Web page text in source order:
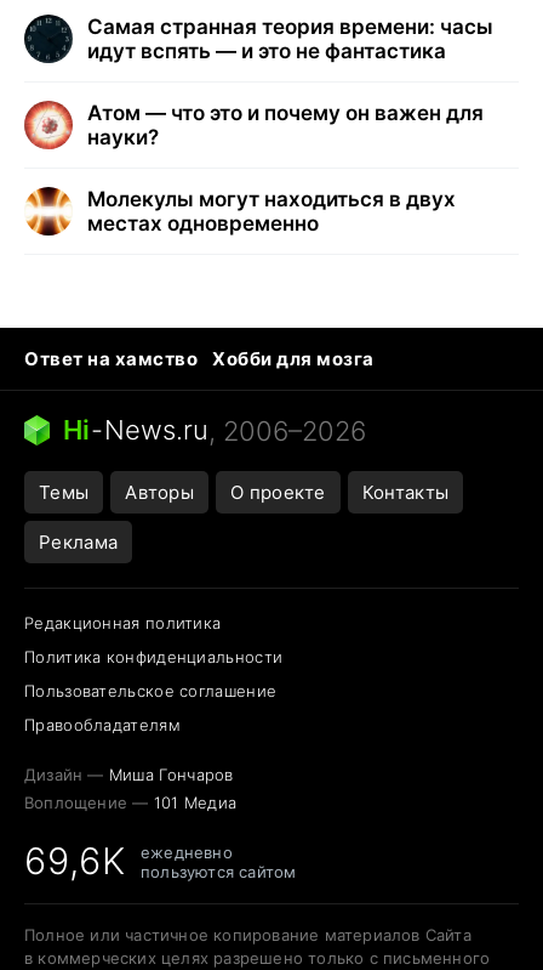
Самая странная теория времени: часы
идут вспять — и это не фантастика
Атом — что это и почему он важен для
науки?
Молекулы могут находиться в двух
местах одновременно
Ответ на хамство
Хобби для мозга
Бензин 100 vs 95
Тунцы в океанариуме
Следующая пандемия
Hi-News.ru, 2006–2026
Темы Авторы О проекте Контакты
Реклама
Редакционная политика
Политика конфиденциальности
Пользовательское соглашение
Правообладателям
Дизайн — Миша Гончаров
Воплощение — 101 Медиа
69,6K
ежедневно
пользуются сайтом
Полное или частичное копирование материалов Сайта
в коммерческих целях разрешено только с письменного